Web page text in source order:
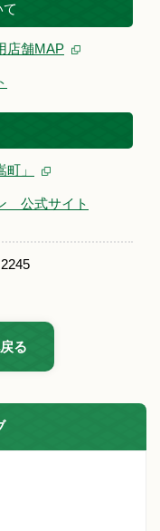
店舗MAP
」
公式サイト
る